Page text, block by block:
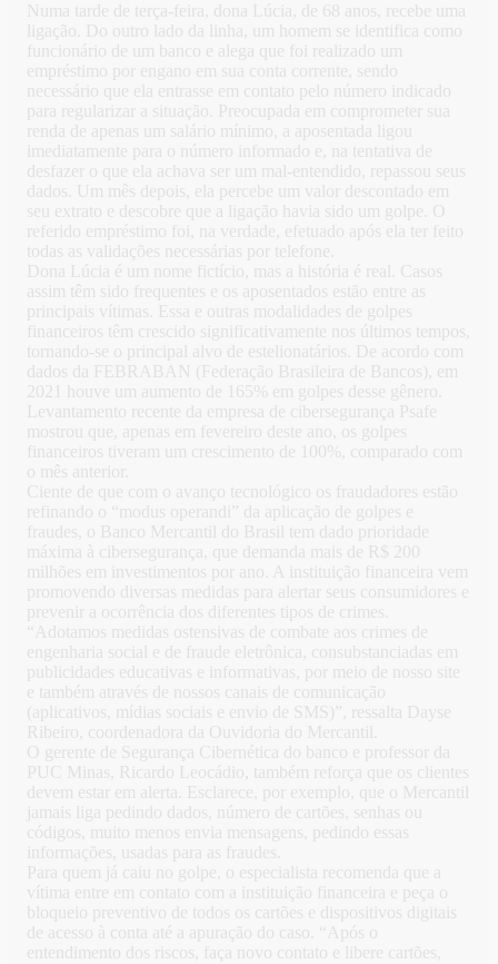
Numa tarde de terça-feira, dona Lúcia, de 68 anos, recebe uma
ligação. Do outro lado da linha, um homem se identifica como
funcionário de um banco e alega que foi realizado um
empréstimo por engano em sua conta corrente, sendo
necessário que ela entrasse em contato pelo número indicado
para regularizar a situação. Preocupada em comprometer sua
renda de apenas um salário mínimo, a aposentada ligou
imediatamente para o número informado e, na tentativa de
desfazer o que ela achava ser um mal-entendido, repassou seus
dados. Um mês depois, ela percebe um valor descontado em
seu extrato e descobre que a ligação havia sido um golpe. O
referido empréstimo foi, na verdade, efetuado após ela ter feito
todas as validações necessárias por telefone.
Dona Lúcia é um nome fictício, mas a história é real. Casos
assim têm sido frequentes e os aposentados estão entre as
principais vítimas. Essa e outras modalidades de golpes
financeiros têm crescido significativamente nos últimos tempos,
tornando-se o principal alvo de estelionatários. De acordo com
dados da FEBRABAN (Federação Brasileira de Bancos), em
2021 houve um aumento de 165% em golpes desse gênero.
Levantamento recente da empresa de cibersegurança Psafe
mostrou que, apenas em fevereiro deste ano, os golpes
financeiros tiveram um crescimento de 100%, comparado com
o mês anterior.
Ciente de que com o avanço tecnológico os fraudadores estão
refinando o “modus operandi” da aplicação de golpes e
fraudes, o Banco Mercantil do Brasil tem dado prioridade
máxima à cibersegurança, que demanda mais de R$ 200
milhões em investimentos por ano. A instituição financeira vem
promovendo diversas medidas para alertar seus consumidores e
prevenir a ocorrência dos diferentes tipos de crimes.
“Adotamos medidas ostensivas de combate aos crimes de
engenharia social e de fraude eletrônica, consubstanciadas em
publicidades educativas e informativas, por meio de nosso site
e também através de nossos canais de comunicação
(aplicativos, mídias sociais e envio de SMS)”, ressalta Dayse
Ribeiro, coordenadora da Ouvidoria do Mercantil.
O gerente de Segurança Cibernética do banco e professor da
PUC Minas, Ricardo Leocádio, também reforça que os clientes
devem estar em alerta. Esclarece, por exemplo, que o Mercantil
jamais liga pedindo dados, número de cartões, senhas ou
códigos, muito menos envia mensagens, pedindo essas
informações, usadas para as fraudes.
Para quem já caiu no golpe, o especialista recomenda que a
vítima entre em contato com a instituição financeira e peça o
bloqueio preventivo de todos os cartões e dispositivos digitais
de acesso à conta até a apuração do caso. “Após o
entendimento dos riscos, faça novo contato e libere cartões,